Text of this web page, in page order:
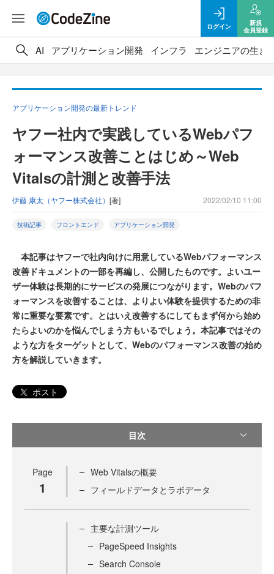
ログイン
新規
会員登録
AI アプリケーション開発 インフラ エンジニアの生き
アプリケーション開発の最新トレンド
ヤフー社内で実践しているWebパフ
ォーマンス改善ことはじめ～Web
Vitalsの計測と改善手法
伊藤 康太（ヤフー株式会社） [著] 2022/02/10 11:00
技術記事 フロントエンド アプリケーション開発
本記事はヤフーで社内向けに用意しているWebパフォーマンス
改善ドキュメントの一部を再編し、公開したものです。よいユー
ザー体験は長期的にサービスの発展につながります。Webのパフ
ォーマンスを改善することは、よりよい体験を提供するための非
常に重要な要素です。とはいえ改善するにしてもまず何から始め
たらよいのかを悩んでしまう方もいるでしょう。本記事ではその
ような方をターゲットとして、Webのパフォーマンス改善の始め
方を解説していきます。
ポスト
目次
Page
1
Web Vitalsの概要
フィールドデータとラボデータ
主要な計測ツール
PageSpeed Insights
Search Console